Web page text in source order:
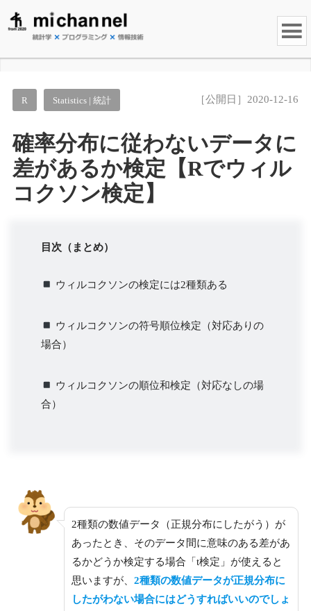
R Statistics | 統計 ［公開日］2020-12-16
確率分布に従わないデータに
差があるか検定【Rでウィル
コクソン検定】
目次（まとめ）
ウィルコクソンの検定には2種類ある
ウィルコクソンの符号順位検定（対応ありの
場合）
ウィルコクソンの順位和検定（対応なしの場
合）
2種類の数値データ（正規分布にしたがう）が
あったとき、そのデータ間に意味のある差があ
るかどうか検定する場合「t検定」が使えると
思いますが、 2種類の数値データが正規分布に
したがわない場合にはどうすればいいのでしょ